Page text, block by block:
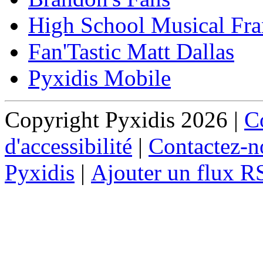
High School Musical
Fan'Tastic Matt Dallas
Pyxidis Mobile
Copyright Pyxidis 2026 |
d'accessibilité | Contactez-
Pyxidis | Ajouter un flux